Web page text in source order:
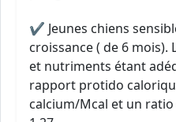
✔ Jeunes chiens
croissance ( de 6
et nutriments étant
rapport protido
calcium/Mcal et un